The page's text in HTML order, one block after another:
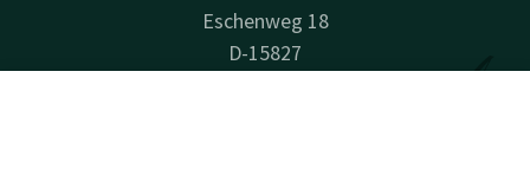
Eschenweg 18
D-15827